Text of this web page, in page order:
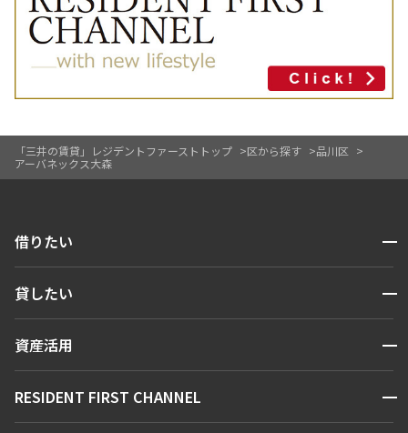
「三井の賃貸」レジデントファーストトップ 区から探す
品川区
アーバネックス大森
借りたい 開閉
人気エリアから探す
貸したい 開閉
お問い合わせ
資産活用 開閉
お問い合わせ
RESIDENT FIRST CHANNEL 開閉